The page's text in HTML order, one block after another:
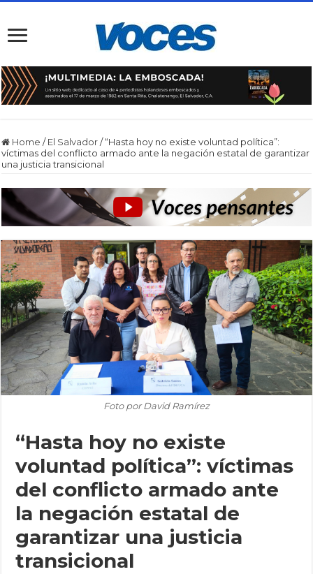
Home / El Salvador /“Hasta hoy no existe voluntad política”:
víctimas del conflicto armado ante la negación estatal de garantizar
una justicia transicional
Foto por David Ramírez
“Hasta hoy no existe
voluntad política”: víctimas
del conflicto armado ante
la negación estatal de
garantizar una justicia
transicional